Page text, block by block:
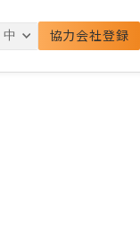
協力会社登録